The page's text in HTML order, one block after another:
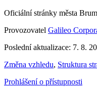
Oficiální stránky města
Provozovatel Galileo
Poslední aktualizace: 7. 8.
Změna vzhledu, Struktura
Prohlášení o přístupnosti